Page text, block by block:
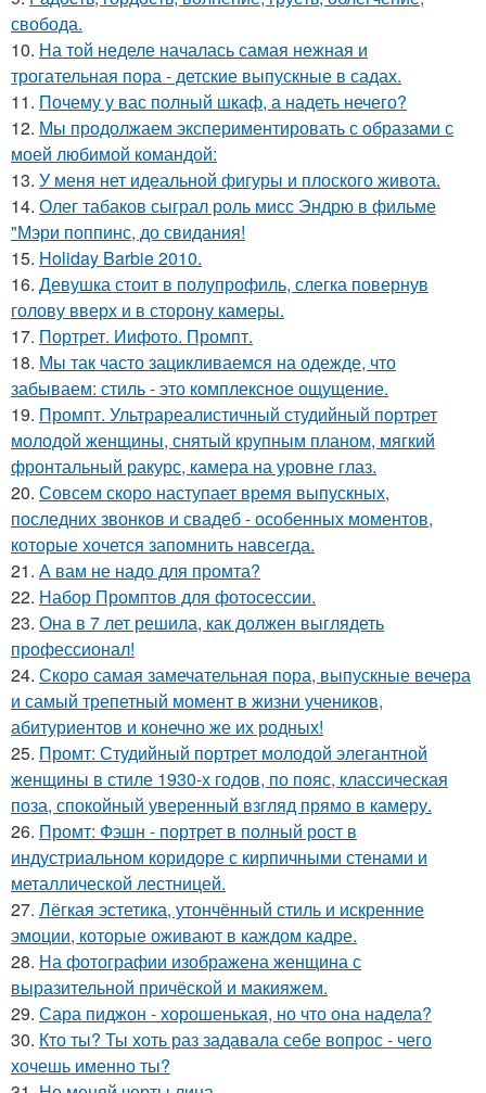
свобода.
10. На той неделе началась самая нежная и
трогательная пора - детские выпускные в садах.
11. Почему у вас полный шкаф, а надеть нечего?
12. Мы продолжаем экспериментировать с образами с
моей любимой командой:
13. У меня нет идеальной фигуры и плоского живота.
14. Олег табаков сыграл роль мисс Эндрю в фильме
"Мэри поппинс, до свидания!
15. Holiday Barbie 2010.
16. Девушка стоит в полупрофиль, слегка повернув
голову вверх и в сторону камеры.
17. Портрет. Иифото. Промпт.
18. Мы так часто зацикливаемся на одежде, что
забываем: стиль - это комплексное ощущение.
19. Промпт. Ультрареалистичный студийный портрет
молодой женщины, снятый крупным планом, мягкий
фронтальный ракурс, камера на уровне глаз.
20. Совсем скоро наступает время выпускных,
последних звонков и свадеб - особенных моментов,
которые хочется запомнить навсегда.
21. А вам не надо для промта?
22. Набор Промптов для фотосессии.
23. Она в 7 лет решила, как должен выглядеть
профессионал!
24. Скоро самая замечательная пора, выпускные вечера
и самый трепетный момент в жизни учеников,
абитуриентов и конечно же их родных!
25. Промт: Студийный портрет молодой элегантной
женщины в стиле 1930-х годов, по пояс, классическая
поза, спокойный уверенный взгляд прямо в камеру.
26. Промт: Фэшн - портрет в полный рост в
индустриальном коридоре с кирпичными стенами и
металлической лестницей.
27. Лёгкая эстетика, утончённый стиль и искренние
эмоции, которые оживают в каждом кадре.
28. На фотографии изображена женщина с
выразительной причёской и макияжем.
29. Сара пиджон - хорошенькая, но что она надела?
30. Кто ты? Ты хоть раз задавала себе вопрос - чего
хочешь именно ты?